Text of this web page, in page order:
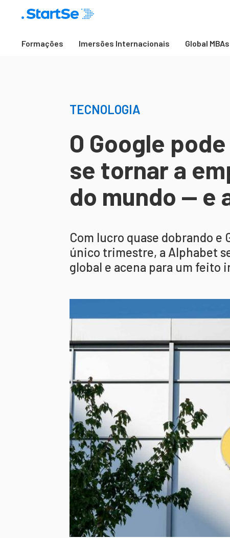
Formações Imersões Internacionais Global MBAs
TECNOLOGIA
O Google
se tornar a
do mundo — e
Com lucro quase dobrando e
único trimestre, a Alphabet
global e acena para um feito